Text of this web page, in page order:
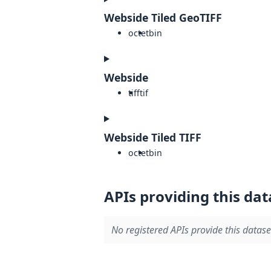
Webside Tiled GeoTIFF
octetbin
Webside
tifftif
Webside Tiled TIFF
octetbin
APIs providing this
No registered APIs provide this